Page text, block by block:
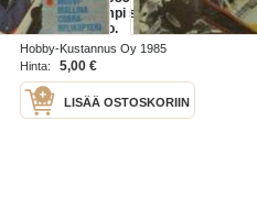
kuvista tarkempi sisältö ja
sisällysluettelo.
Hobby-Kustannus Oy 1985
Hinta:
5,00 €
LISÄÄ OSTOSKORIIN